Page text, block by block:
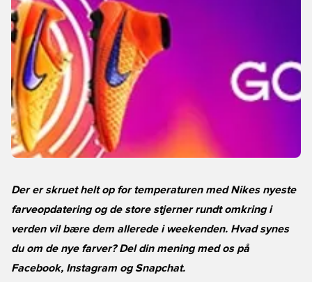
Der er skruet helt op for temperaturen med Nikes nyeste
farveopdatering og de store stjerner rundt omkring i
verden vil bære dem allerede i weekenden. Hvad synes
du om de nye farver? Del din mening med os på
Facebook, Instagram og Snapchat.